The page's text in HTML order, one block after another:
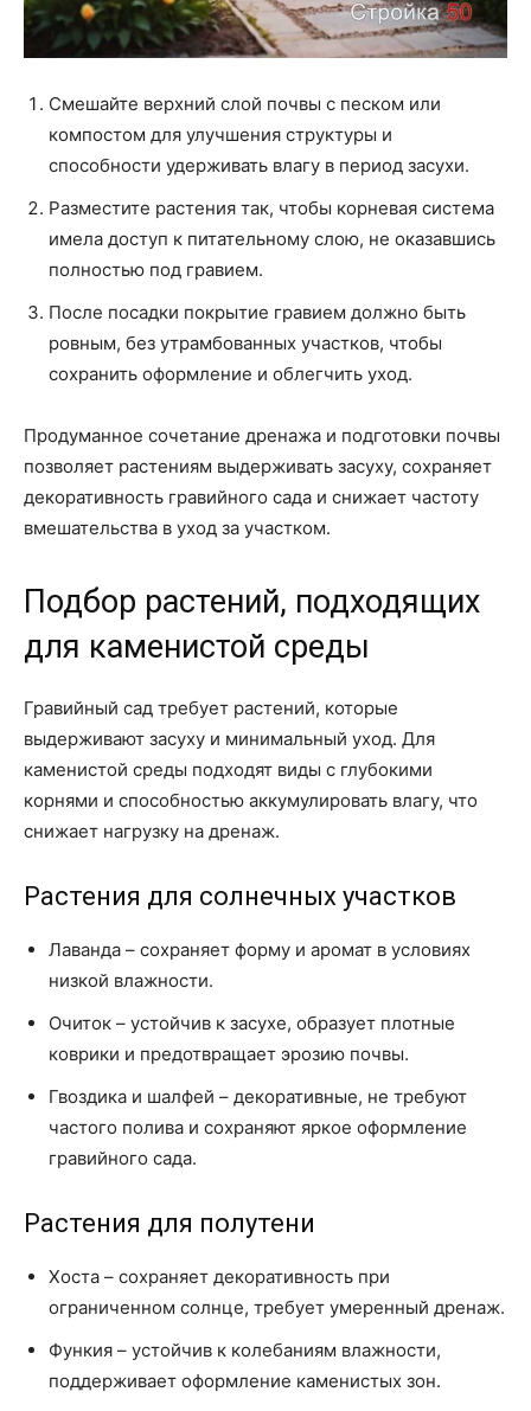
Смешайте верхний слой почвы с песком или
компостом для улучшения структуры и
способности удерживать влагу в период засухи.
Разместите растения так, чтобы корневая система
имела доступ к питательному слою, не оказавшись
полностью под гравием.
После посадки покрытие гравием должно быть
ровным, без утрамбованных участков, чтобы
сохранить оформление и облегчить уход.
Продуманное сочетание дренажа и подготовки почвы
позволяет растениям выдерживать засуху, сохраняет
декоративность гравийного сада и снижает частоту
вмешательства в уход за участком.
Подбор растений, подходящих
для каменистой среды
Гравийный сад требует растений, которые
выдерживают засуху и минимальный уход. Для
каменистой среды подходят виды с глубокими
корнями и способностью аккумулировать влагу, что
снижает нагрузку на дренаж.
Растения для солнечных участков
Лаванда – сохраняет форму и аромат в условиях
низкой влажности.
Очиток – устойчив к засухе, образует плотные
коврики и предотвращает эрозию почвы.
Гвоздика и шалфей – декоративные, не требуют
частого полива и сохраняют яркое оформление
гравийного сада.
Растения для полутени
Хоста – сохраняет декоративность при
ограниченном солнце, требует умеренный дренаж.
Функия – устойчив к колебаниям влажности,
поддерживает оформление каменистых зон.